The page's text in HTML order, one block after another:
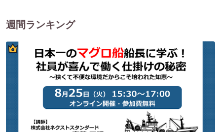
週間ランキング